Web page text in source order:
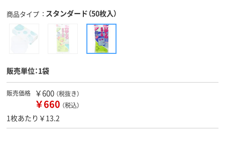
商品タイプ スタンダード（50枚入）
販売単位：1袋
販売価格 ￥600 （税抜き）
￥660 （税込）
1枚あたり￥13.2